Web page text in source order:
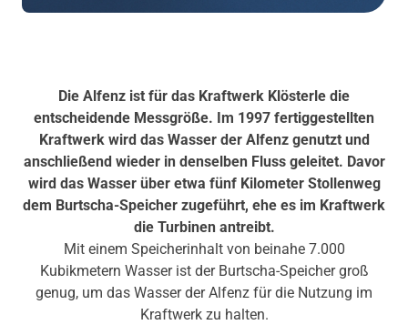
Die Alfenz ist für das Kraftwerk Klösterle die
entscheidende Messgröße. Im 1997 fertiggestellten
Kraftwerk wird das Wasser der Alfenz genutzt und
anschließend wieder in denselben Fluss geleitet. Davor
wird das Wasser über etwa fünf Kilometer Stollenweg
dem Burtscha-Speicher zugeführt, ehe es im Kraftwerk
die Turbinen antreibt.
Mit einem Speicherinhalt von beinahe 7.000
Kubikmetern Wasser ist der Burtscha-Speicher groß
genug, um das Wasser der Alfenz für die Nutzung im
Kraftwerk zu halten.